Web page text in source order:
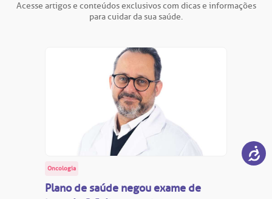
Acesse artigos e conteúdos exclusivos com dicas e informações
para cuidar da sua saúde.
Oncologia
Plano de saúde negou exame de